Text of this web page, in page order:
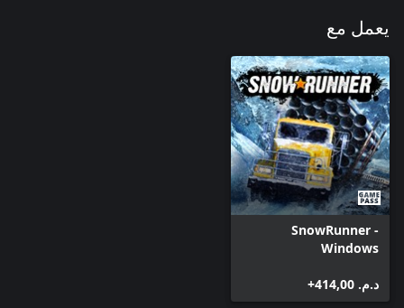
يعمل مع
SnowRunner -
Windows
د.م.‏ 414,00+